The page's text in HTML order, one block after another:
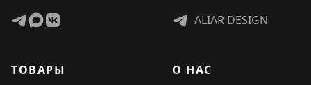
ALIAR DESIGN
ТОВАРЫ
О НАС